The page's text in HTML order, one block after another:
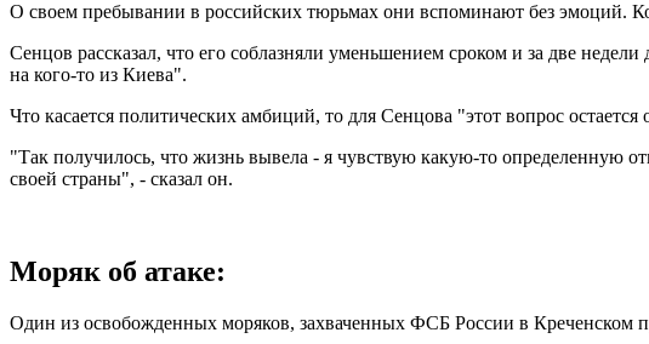
О своем пребывании в российских тюрьмах они вспоминают без эмоций.
Сенцов рассказал, что его соблазняли уменьшением сроком и за две
на кого-то из Киева".
Что касается политических амбиций, то для Сенцова "этот вопрос
"Так получилось, что жизнь вывела - я чувствую какую-то определенную
своей страны", - сказал он.
Моряк об атаке:
Один из освобожденных моряков, захваченных ФСБ России в Креченском